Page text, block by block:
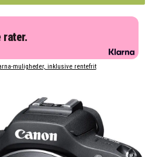
rater.
muligheder, inklusive rentefrit